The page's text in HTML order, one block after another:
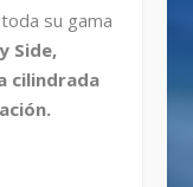
su gama
Side,
cilindrada